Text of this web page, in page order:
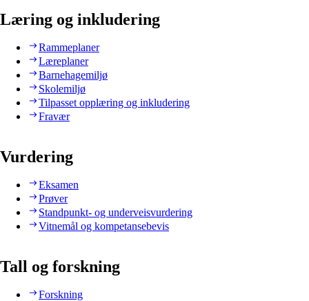
Læring og inkludering
Rammeplaner
Læreplaner
Barnehagemiljø
Skolemiljø
Tilpasset opplæring og inkludering
Fravær
Vurdering
Eksamen
Prøver
Standpunkt- og underveisvurdering
Vitnemål og kompetansebevis
Tall og forskning
Forskning